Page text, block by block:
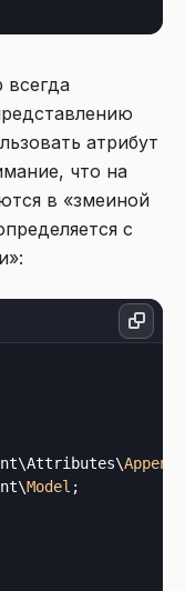
всегда
атрибут
что на
в «змеиной
с
Appends
Model ;